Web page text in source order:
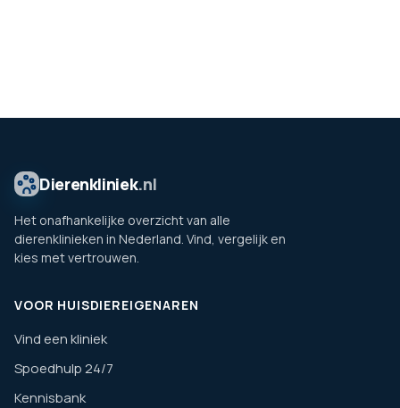
Dierenkliniek.nl
Het onafhankelijke overzicht van alle
dierenklinieken in Nederland. Vind, vergelijk en
kies met vertrouwen.
VOOR HUISDIEREIGENAREN
Vind een kliniek
Spoedhulp 24/7
Kennisbank